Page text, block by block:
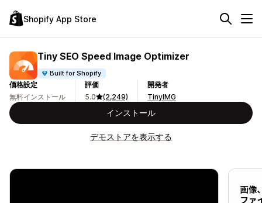
Shopify App Store
Tiny SEO Speed Image Optimizer
Built for Shopify
価格設定
無料インストール
評価
5.0
(2,249)
開発者
TinyIMG
インストール
デモストアを表示する